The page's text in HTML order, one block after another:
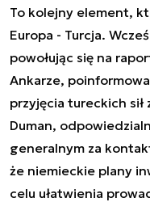
To kolejny element,
Europa - Turcja.
powołując się na
Ankarze,
przyjęcia tureckich
Duman,
generalnym za
że niemieckie plany
celu ułatwienia